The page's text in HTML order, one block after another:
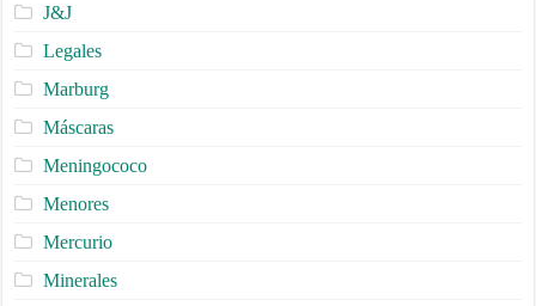
J&J
Legales
Marburg
Máscaras
Meningococo
Menores
Mercurio
Minerales